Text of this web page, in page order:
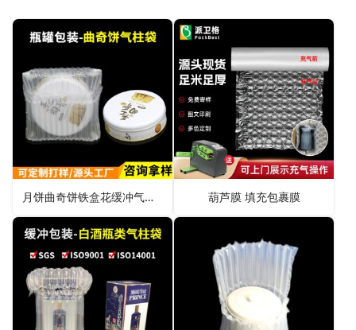
月饼曲奇饼铁盒花缓冲气柱袋 葫芦膜 填充包裹膜